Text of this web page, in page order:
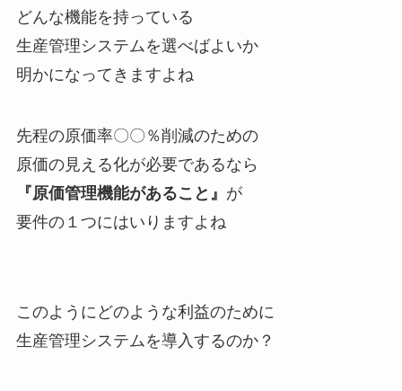
どんな機能を持っている
生産管理システムを選べばよいか
明かになってきますよね
先程の原価率〇〇％削減のための
原価の見える化が必要であるなら
『原価管理機能があること』 が
要件の１つにはいりますよね
このようにどのような利益のために
生産管理システムを導入するのか？